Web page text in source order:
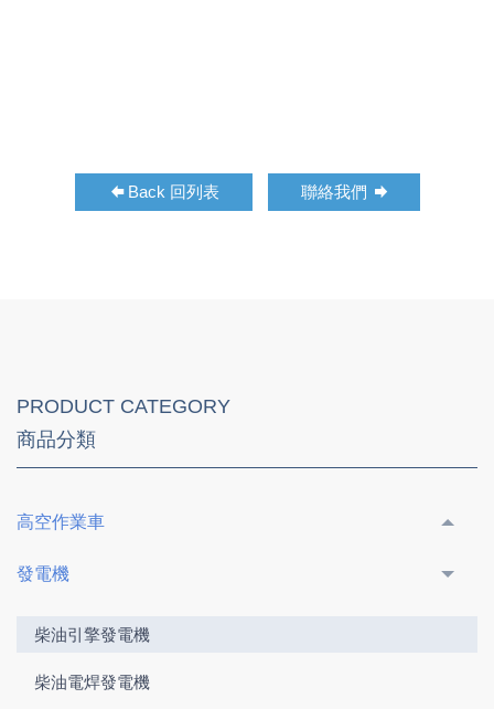
Back 回列表 聯絡我們
PRODUCT CATEGORY
商品分類
高空作業車
發電機
柴油引擎發電機
柴油電焊發電機